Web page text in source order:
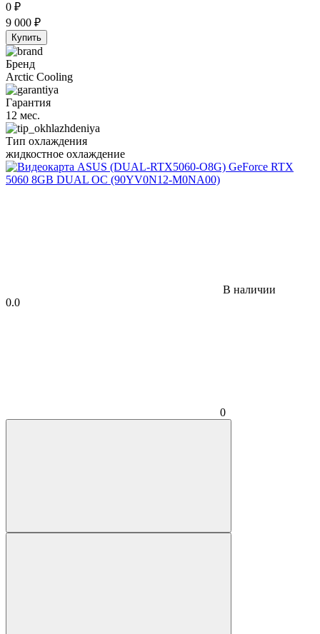
0 ₽
9 000 ₽
Купить
Бренд
Arctic Cooling
Гарантия
12 мес.
Тип охлаждения
жидкостное охлаждение
В наличии
0.0
0